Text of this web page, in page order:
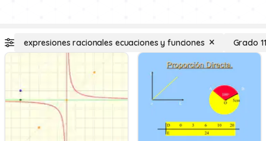
expresiones racionales ecuaciones y funciones Grado 11